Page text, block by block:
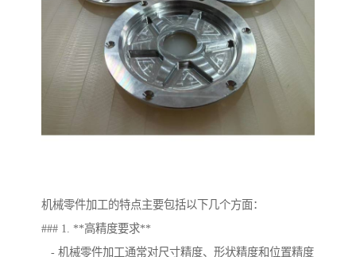
机械零件加工的特点主要包括以下几个方面：
### 1. **高精度要求**
- 机械零件加工通常对尺寸精度、形状精度和位置精度